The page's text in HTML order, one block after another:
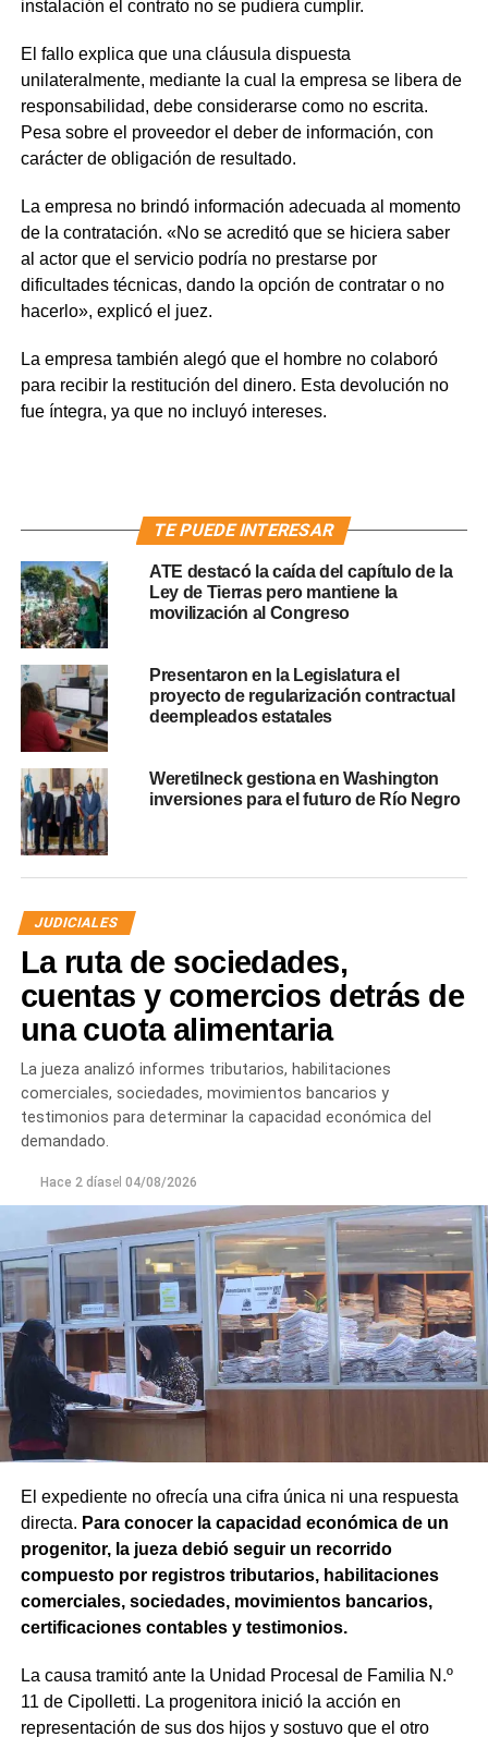
instalación el contrato no se pudiera cumplir.
El fallo explica que una cláusula dispuesta
unilateralmente, mediante la cual la empresa se libera de
responsabilidad, debe considerarse como no escrita.
Pesa sobre el proveedor el deber de información, con
carácter de obligación de resultado.
La empresa no brindó información adecuada al momento
de la contratación. «No se acreditó que se hiciera saber
al actor que el servicio podría no prestarse por
dificultades técnicas, dando la opción de contratar o no
hacerlo», explicó el juez.
La empresa también alegó que el hombre no colaboró
para recibir la restitución del dinero. Esta devolución no
fue íntegra, ya que no incluyó intereses.
TE PUEDE INTERESAR
ATE destacó la caída del capítulo de la
Ley de Tierras pero mantiene la
movilización al Congreso
Presentaron en la Legislatura el
proyecto de regularización contractual
deempleados estatales
Weretilneck gestiona en Washington
inversiones para el futuro de Río Negro
JUDICIALES
La ruta de sociedades,
cuentas y comercios detrás de
una cuota alimentaria
La jueza analizó informes tributarios, habilitaciones
comerciales, sociedades, movimientos bancarios y
testimonios para determinar la capacidad económica del
demandado.
Hace 2 díasel 04/08/2026
El expediente no ofrecía una cifra única ni una respuesta
directa. Para conocer la capacidad económica de un
progenitor, la jueza debió seguir un recorrido
compuesto por registros tributarios, habilitaciones
comerciales, sociedades, movimientos bancarios,
certificaciones contables y testimonios.
La causa tramitó ante la Unidad Procesal de Familia N.º
11 de Cipolletti. La progenitora inició la acción en
representación de sus dos hijos y sostuvo que el otro